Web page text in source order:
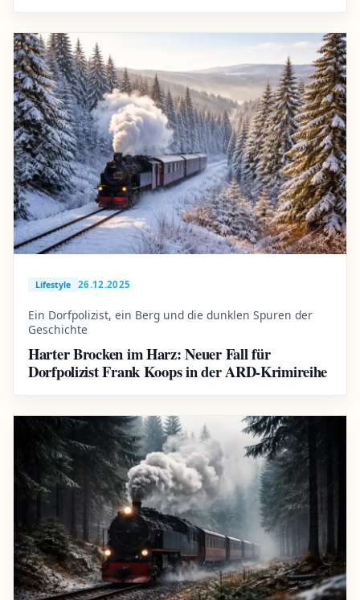
Lifestyle 26.12.2025
Ein Dorfpolizist, ein Berg und die dunklen Spuren der
Geschichte
Harter Brocken im Harz: Neuer Fall für
Dorfpolizist Frank Koops in der ARD-Krimireihe